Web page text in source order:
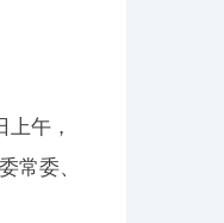
午，
常委、